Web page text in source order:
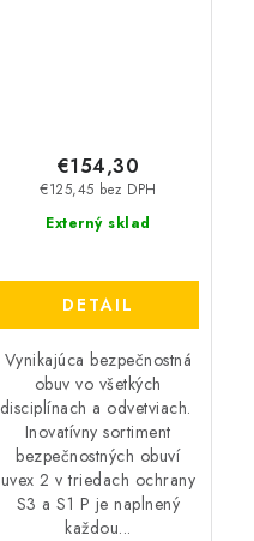
Externý sklad
€125,45 bez DPH
€154,30
DETAIL
Vynikajúca bezpečnostná
obuv vo všetkých
disciplínach a odvetviach.
Inovatívny sortiment
bezpečnostných obuví
uvex 2 v triedach ochrany
S3 a S1 P je naplnený
každou...